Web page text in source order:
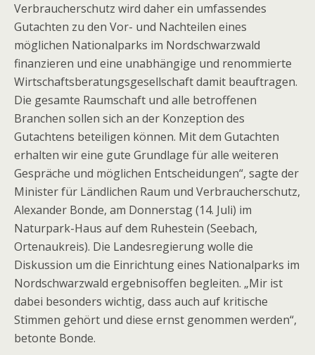
Verbraucherschutz wird daher ein umfassendes
Gutachten zu den Vor- und Nachteilen eines
möglichen Nationalparks im Nordschwarzwald
finanzieren und eine unabhängige und renommierte
Wirtschaftsberatungsgesellschaft damit beauftragen.
Die gesamte Raumschaft und alle betroffenen
Branchen sollen sich an der Konzeption des
Gutachtens beteiligen können. Mit dem Gutachten
erhalten wir eine gute Grundlage für alle weiteren
Gespräche und möglichen Entscheidungen“, sagte der
Minister für Ländlichen Raum und Verbraucherschutz,
Alexander Bonde, am Donnerstag (14. Juli) im
Naturpark-Haus auf dem Ruhestein (Seebach,
Ortenaukreis). Die Landesregierung wolle die
Diskussion um die Einrichtung eines Nationalparks im
Nordschwarzwald ergebnisoffen begleiten. „Mir ist
dabei besonders wichtig, dass auch auf kritische
Stimmen gehört und diese ernst genommen werden“,
betonte Bonde.